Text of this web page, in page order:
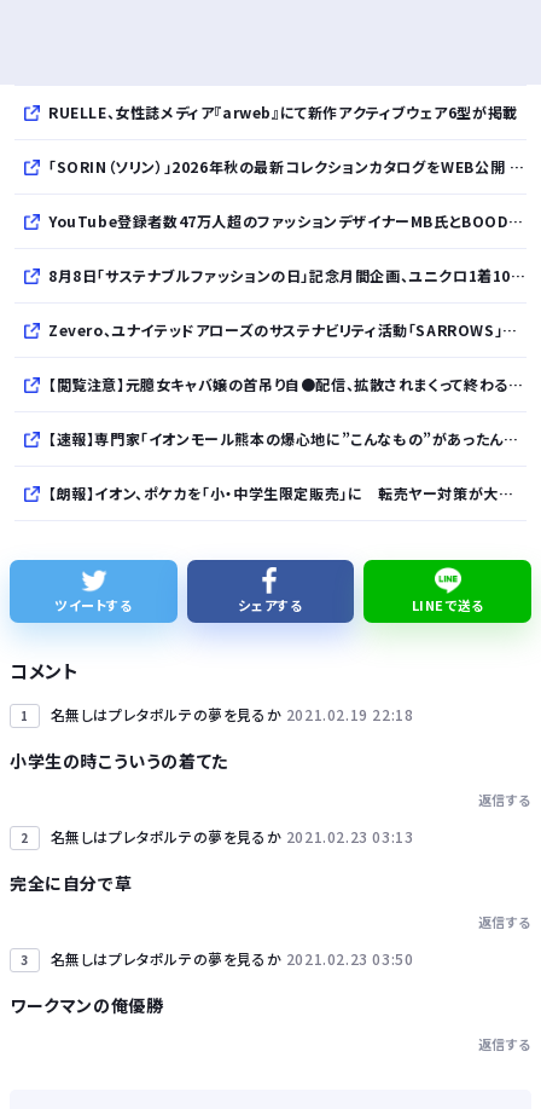
RUELLE、女性誌メディア『arweb』にて新作アクティブウェア6型が掲載
「SORIN（ソリン）」2026年秋の最新コレクションカタログをWEB公開 「Paradox in Neutral」をテーマに秩序と反逆が共存する世界観を表現
YouTube登録者数47万人超のファッションデザイナーMB氏とBOODYがコラボレーション。極上の着心地を追求した別注Tシャツが8月12日発売開始
8月8日「サステナブルファッションの日」記念月間企画、ユニクロ1着100円買取保証とXプレゼントキャンペーンを実施
Zevero、ユナイテッドアローズのサステナビリティ活動「SARROWS」を支援。Scope 3排出量算定の効率化・精緻化を開始
【閲覧注意】元臆女キャバ嬢の首吊り自●配信、拡散されまくって終わるｗｗｗｗｗｗｗ
【速報】専門家「イオンモール熊本の爆心地に”こんなもの”があったんだけど…」
【朗報】イオン、ポケカを「小・中学生限定販売」に 転売ヤー対策が大絶賛ｗｗｗ
【悲報】Googleのエンジニア「AIで仕事がつまらなくなった」
かつて650万部を誇った ｢週刊少年ジャンプ｣ 発行部数が初の100万部割れに・・・
Powered by livedoor 相互RSS
ツイートする シェアする LINEで送る
コメント
1 名無しはプレタポルテの夢を見るか 2021.02.19 22:18
小学生の時こういうの着てた
返信する
2 名無しはプレタポルテの夢を見るか 2021.02.23 03:13
完全に自分で草
返信する
3 名無しはプレタポルテの夢を見るか 2021.02.23 03:50
ワークマンの俺優勝
返信する